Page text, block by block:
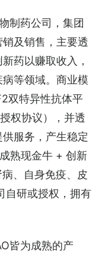
制药公司，集团
及销售，主要透
药以赚取收入，
等领域。商业模
双特异性抗体平
权协议），并透
服务，产生稳定
熟现金牛 + 创新
、自身免疫、皮
自研或授权，拥有
皆为成熟的产